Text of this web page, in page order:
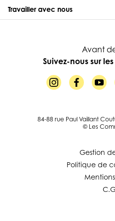
Travailler avec nous
Avant
Suivez-nous sur
84-88 rue Paul Vaillant
© Les
Gestion
Politique de